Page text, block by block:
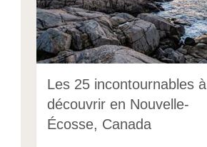
Les 25 incontournables à
découvrir en Nouvelle-
Écosse, Canada